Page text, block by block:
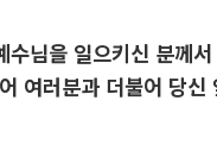
님을 일으키신 분께
여러분과 더불어 당신